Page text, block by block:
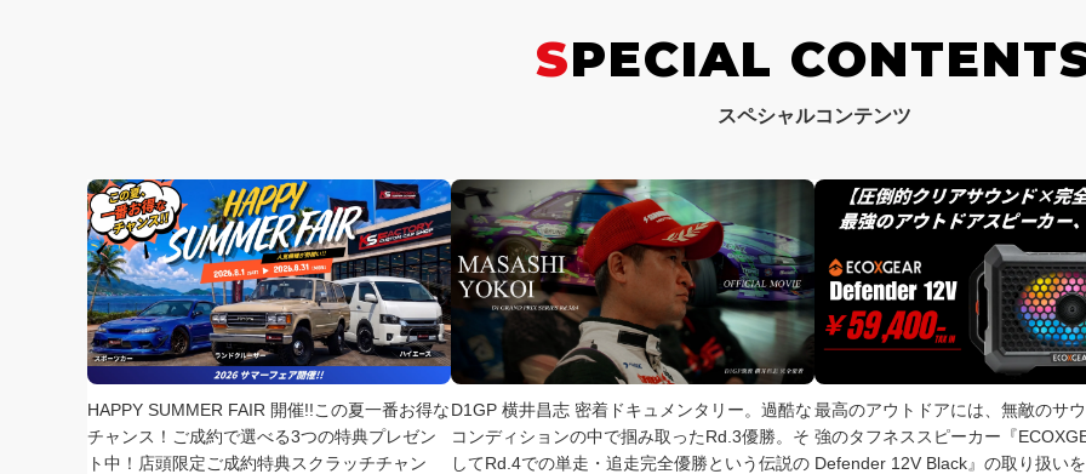
SPECIAL
スペシャルコンテンツ
HAPPY SUMMER FAIR 開催!!この夏一番お得な
チャンス！ご成約で選べる3つの特典プレゼン
ト中！店頭限定ご成約特典スクラッチチャン
D1GP 横井昌志 密着ドキュメンタリー。過酷な
コンディションの中で掴み取ったRd.3優勝。そ
してRd.4での単走・追走完全優勝という伝説の
最高のアウトドアには、無敵のサ
強のタフネススピーカー『
Defender 12V Black』の取り扱い